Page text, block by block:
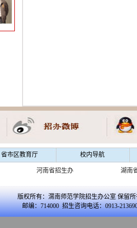
省市区教育厅 校内导航
河南省招生办 湖南
版权所有：渭南师范学院招生办公室 保留
邮编：714000 招生咨询电话：0913-